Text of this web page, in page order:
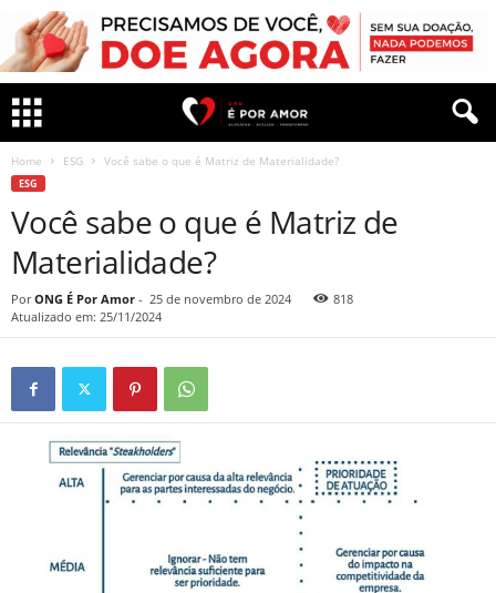
Home ESG Você sabe o que é Matriz de Materialidade?
ESG
Você sabe o que é Matriz de
Materialidade?
Por ONG É Por Amor - 25 de novembro de 2024
818
Atualizado em: 25/11/2024